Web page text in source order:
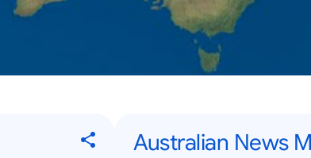
Australian News